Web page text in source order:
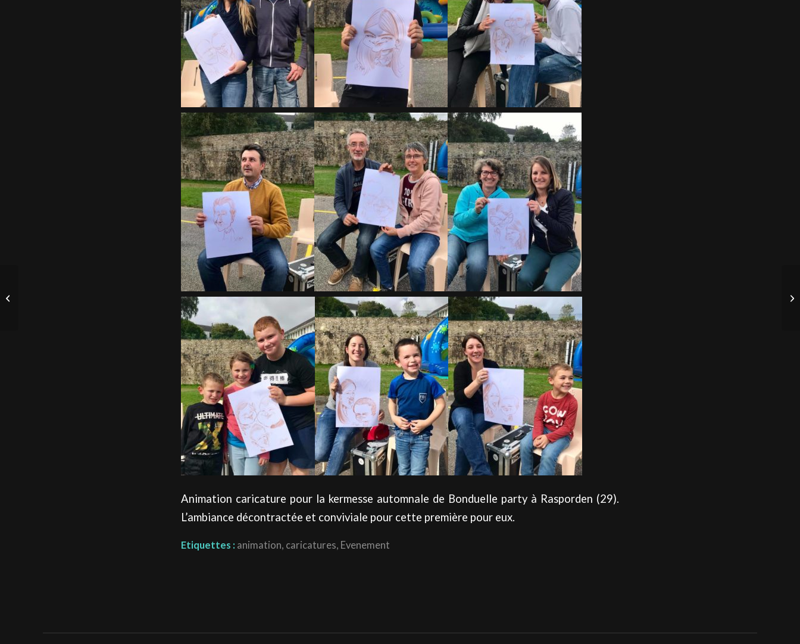
Animation caricature pour la kermesse automnale de Bonduelle party à Rasporden (29).
L’ambiance décontractée et conviviale pour cette première pour eux.
Etiquettes : animation, caricatures, Evenement